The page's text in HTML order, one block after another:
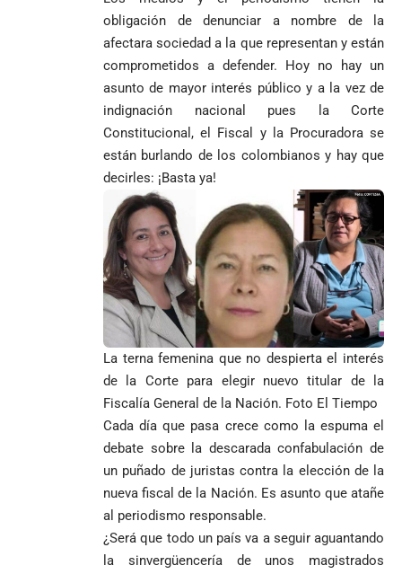
obligación de denunciar a nombre de la
afectara sociedad a la que representan y están
comprometidos a defender. Hoy no hay un
asunto de mayor interés público y a la vez de
indignación nacional pues la Corte
Constitucional, el Fiscal y la Procuradora se
están burlando de los colombianos y hay que
decirles: ¡Basta ya!
La terna femenina que no despierta el interés
de la Corte para elegir nuevo titular de la
Fiscalía General de la Nación. Foto El Tiempo
Cada día que pasa crece como la espuma el
debate sobre la descarada confabulación de
un puñado de juristas contra la elección de la
nueva fiscal de la Nación. Es asunto que atañe
al periodismo responsable.
¿Será que todo un país va a seguir aguantando
la sinvergüencería de unos magistrados